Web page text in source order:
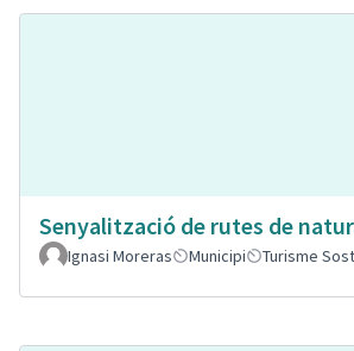
Senyalització de rutes de
Ignasi Moreras
Municipi Turisme